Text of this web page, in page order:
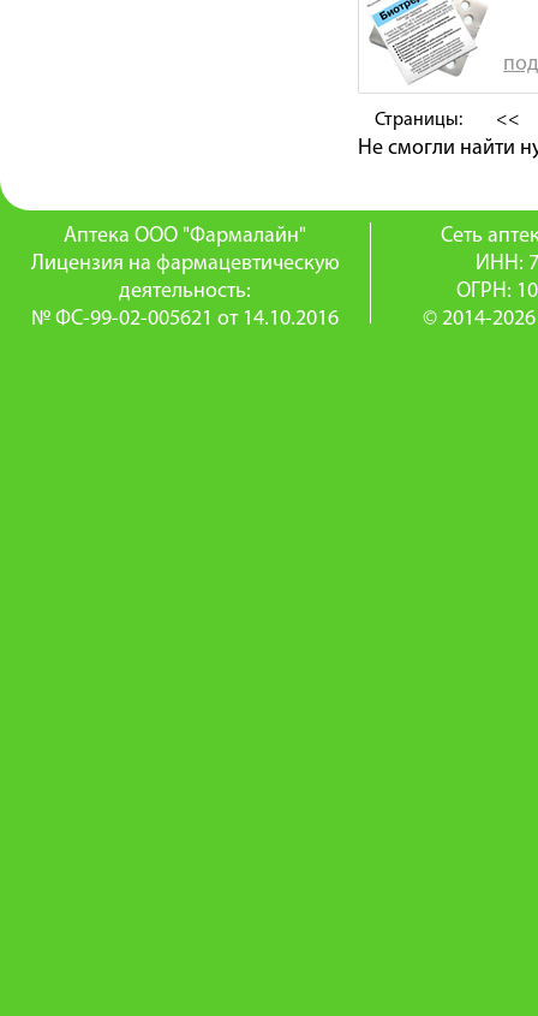
Страницы: <<
Не смогли найти
Аптека ООО "Фармалайн"
Лицензия на фармацевтическую
деятельность:
№ ФС-99-02-005621 от 14.10.2016
Сеть
ИНН:
ОГРН:
© 2014-